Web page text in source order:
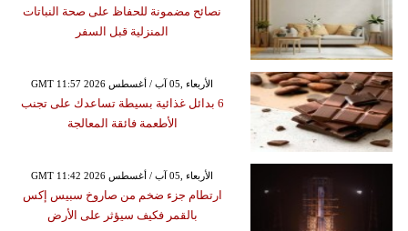
نصائح مضمونة للحفاظ على صحة النباتات
المنزلية قبل السفر
GMT 11:57 2026 الأربعاء ,05 آب / أغسطس
6 بدائل غذائية بسيطة تساعدك على تجنب
الأطعمة فائقة المعالجة
GMT 11:42 2026 الأربعاء ,05 آب / أغسطس
ارتطام جزء ضخم من صاروخ سبيس إكس
بالقمر فكيف سيؤثر على الأرض